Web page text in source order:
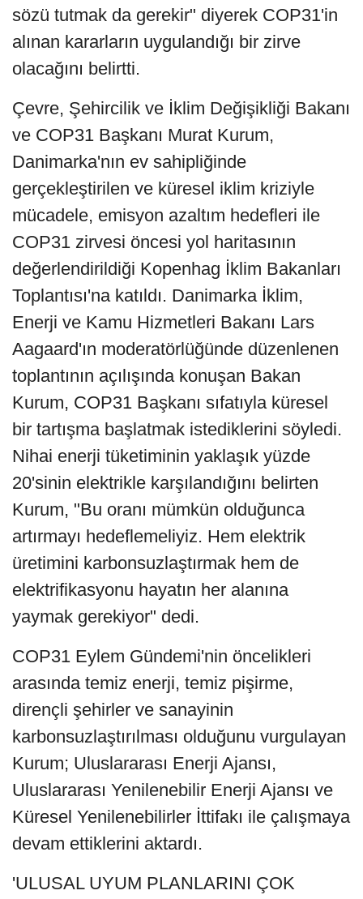
sözü tutmak da gerekir" diyerek COP31'in
alınan kararların uygulandığı bir zirve
olacağını belirtti.
Çevre, Şehircilik ve İklim Değişikliği Bakanı
ve COP31 Başkanı Murat Kurum,
Danimarka'nın ev sahipliğinde
gerçekleştirilen ve küresel iklim kriziyle
mücadele, emisyon azaltım hedefleri ile
COP31 zirvesi öncesi yol haritasının
değerlendirildiği Kopenhag İklim Bakanları
Toplantısı'na katıldı. Danimarka İklim,
Enerji ve Kamu Hizmetleri Bakanı Lars
Aagaard'ın moderatörlüğünde düzenlenen
toplantının açılışında konuşan Bakan
Kurum, COP31 Başkanı sıfatıyla küresel
bir tartışma başlatmak istediklerini söyledi.
Nihai enerji tüketiminin yaklaşık yüzde
20'sinin elektrikle karşılandığını belirten
Kurum, "Bu oranı mümkün olduğunca
artırmayı hedeflemeliyiz. Hem elektrik
üretimini karbonsuzlaştırmak hem de
elektrifikasyonu hayatın her alanına
yaymak gerekiyor" dedi.
COP31 Eylem Gündemi'nin öncelikleri
arasında temiz enerji, temiz pişirme,
dirençli şehirler ve sanayinin
karbonsuzlaştırılması olduğunu vurgulayan
Kurum; Uluslararası Enerji Ajansı,
Uluslararası Yenilenebilir Enerji Ajansı ve
Küresel Yenilenebilirler İttifakı ile çalışmaya
devam ettiklerini aktardı.
'ULUSAL UYUM PLANLARINI ÇOK